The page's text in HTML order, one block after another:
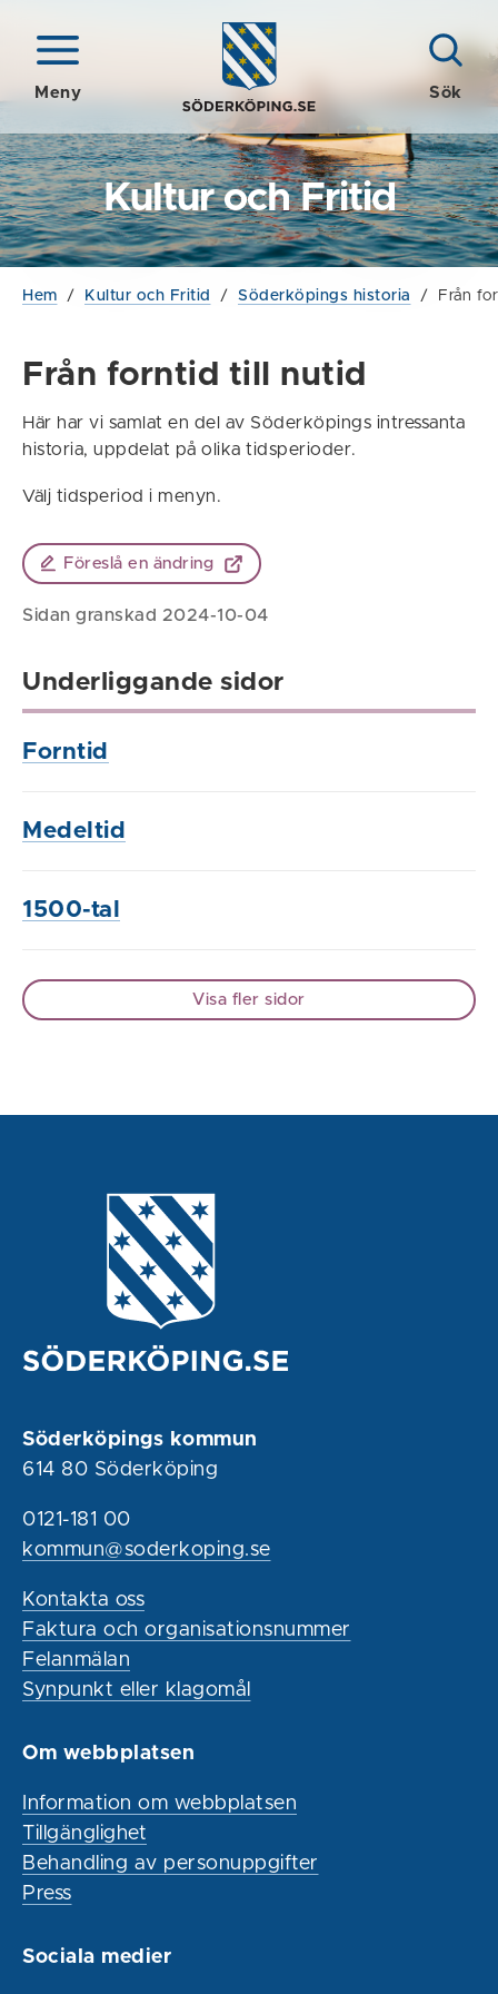
Meny Sök
Kultur och Fritid
Hem / Kultur och Fritid / Söderköpings historia / Från
Från forntid till nutid
Här har vi samlat en del av Söderköpings intressanta
historia, uppdelat på olika tidsperioder.
Välj tidsperiod i menyn.
Föreslå en ändring
Sidan granskad 2024-10-04
Underliggande sidor
Forntid
Medeltid
1500-tal
Visa fler sidor
Söderköpings kommun
614 80 Söderköping
0121-181 00
kommun@soderkoping.se
Kontakta oss
Faktura och organisationsnummer
Felanmälan
Synpunkt eller klagomål
Om webbplatsen
Information om webbplatsen
Tillgänglighet
Behandling av personuppgifter
Press
Sociala medier